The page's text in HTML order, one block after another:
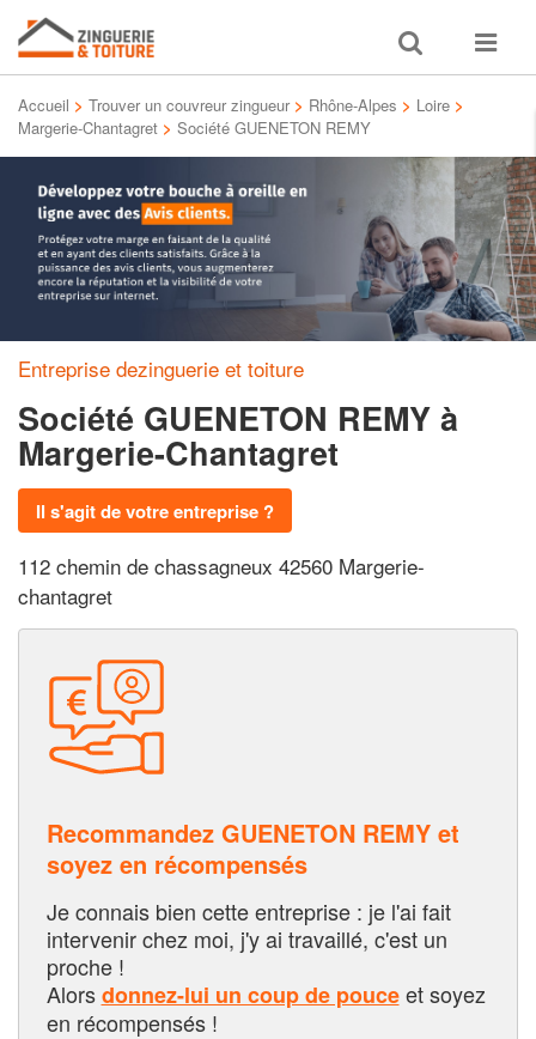
Toggle
search
Toggle
Accueil > Trouver un couvreur zingueur > Rhône-Alpes > Loire >
Margerie-Chantagret > Société GUENETON REMY
Entreprise dezinguerie et toiture
Société GUENETON REMY à
Margerie-Chantagret
Il s'agit de votre entreprise ?
112 chemin de chassagneux 42560 Margerie-
chantagret
Recommandez GUENETON REMY et
soyez en récompensés
Je connais bien cette entreprise : je l'ai fait
intervenir chez moi, j'y ai travaillé, c'est un
proche !
Alorsdonnez-lui un coup de pouceet soyez
en récompensés !